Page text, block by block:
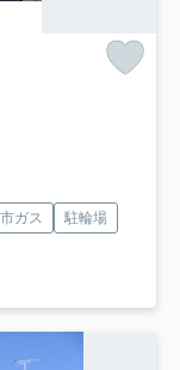
ガス
駐輪場